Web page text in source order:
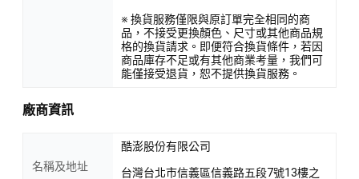
※ 換貨服務僅限與原訂單完全相同的商
品，不接受更換顏色、尺寸或其他商品規
格的換貨請求。即便符合換貨條件，若因
商品庫存不足或有其他商業考量，我們可
能僅接受退貨，恕不提供換貨服務。
廠商資訊
名稱及地址
酷澎股份有限公司
台灣台北市信義區信義路五段7號13樓之